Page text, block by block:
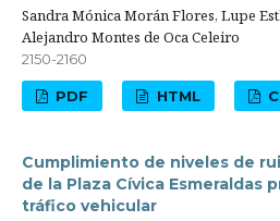
Sandra Mónica Morán Flores, Lupe
Alejandro Montes de Oca Celeiro
2150-2160
PDF HTML
Cumplimiento de niveles de
de la Plaza Cívica Esmeraldas
tráfico vehicular